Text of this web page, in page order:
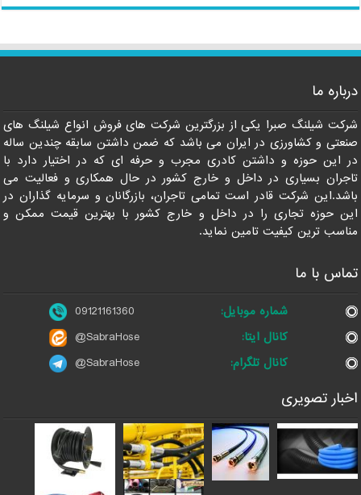
درباره ما
شرکت شیلنگ صبرا یکی از بزرگترین شرکت های فروش انواع شیلنگ های
صنعتی و کشاورزی در ایران می باشد که ضمن داشتن سابقه چندین ساله
در این حوزه و داشتن کادری مجرب و حرفه ای که در اختیار دارد با
تاجران بسیاری در داخل و خارج کشور در حال همکاری و فعالیت می
باشد.این شرکت قادر است تمامی تاجران، بازرگانان و سرمایه گذاران در
این حوزه تجاری را در داخل و خارج کشور با بهترین قیمت ممکن و
مناسب ترین کیفیت تامین نماید.
تماس با ما
شماره موبایل:
09121161360
کانال ایتا:
@SabraHose
کانال تلگرام:
@SabraHose
اخبار تصویری